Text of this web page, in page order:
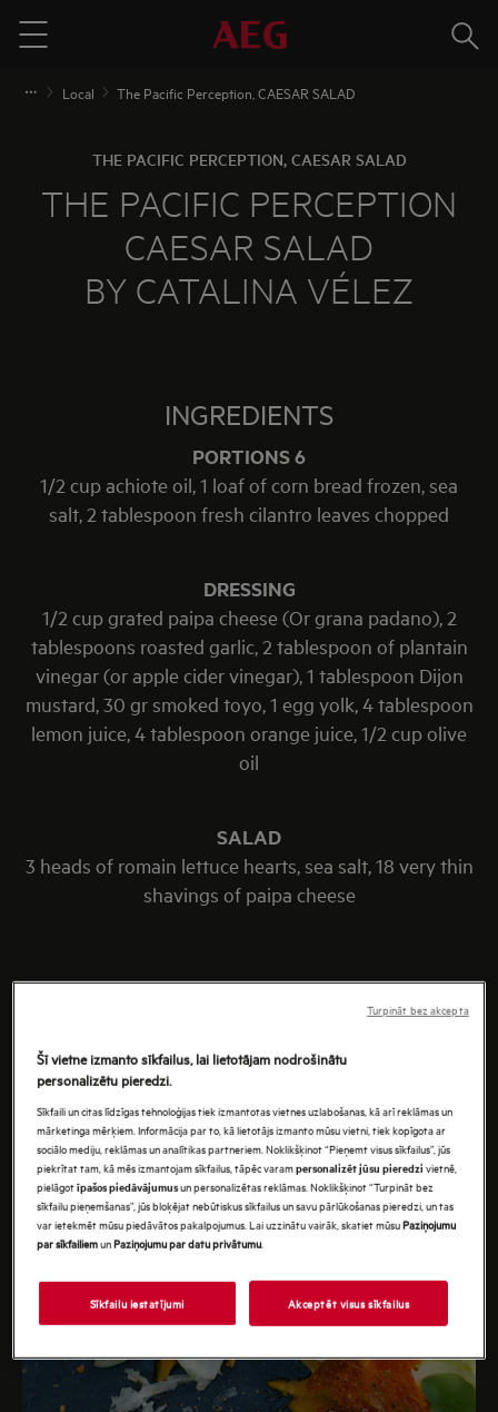
Menu
Local The Pacific Perception, CAESAR SALAD
THE PACIFIC PERCEPTION, CAESAR SALAD
THE PACIFIC PERCEPTION
CAESAR SALAD
BY CATALINA VÉLEZ
INGREDIENTS
PORTIONS 6
1/2 cup achiote oil, 1 loaf of corn bread frozen, sea
salt, 2 tablespoon fresh cilantro leaves chopped
DRESSING
1/2 cup grated paipa cheese (Or grana padano), 2
tablespoons roasted garlic, 2 tablespoon of plantain
vinegar (or apple cider vinegar), 1 tablespoon Dijon
mustard, 30 gr smoked toyo, 1 egg yolk, 4 tablespoon
lemon juice, 4 tablespoon orange juice, 1/2 cup olive
oil
SALAD
3 heads of romain lettuce hearts, sea salt, 18 very thin
shavings of paipa cheese
Šī vietne izmanto sīkfailus, lai lietotājam nodrošinātu
personalizētu pieredzi.
Sīkfaili un citas līdzīgas tehnoloģijas tiek izmantotas vietnes uzlabošanas, kā arī reklāmas un
mārketinga mērķiem. Informācija par to, kā lietotājs izmanto mūsu vietni, tiek kopīgota ar
sociālo mediju, reklāmas un analītikas partneriem. Noklikšķinot “Pieņemt visus sīkfailus”, jūs
piekrītat tam, kā mēs izmantojam sīkfailus, tāpēc varampersonalizēt jūsu pieredzivietnē,
pielāgotīpašos piedāvājumusun personalizētas reklāmas. Noklikšķinot “Turpināt bez
sīkfailu pieņemšanas”, jūs bloķējat nebūtiskus sīkfailus un savu pārlūkošanas pieredzi, un tas
var ietekmēt mūsu piedāvātos pakalpojumus. Lai uzzinātu vairāk, skatiet mūsuPaziņojumu
par sīkfailiemunPaziņojumu par datu privātumu.
Sīkfailu iestatījumi Akceptēt visus sīkfailus
Turpināt bez akcepta